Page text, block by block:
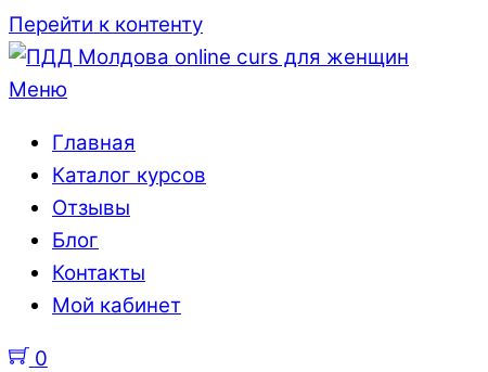
Перейти к контенту
Меню
Главная
Каталог курсов
Отзывы
Блог
Контакты
Мой кабинет
0